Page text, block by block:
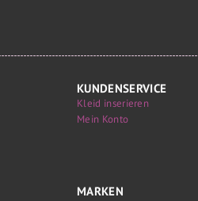
KUNDENSERVICE
Kleid inserieren
Mein Konto
MARKEN